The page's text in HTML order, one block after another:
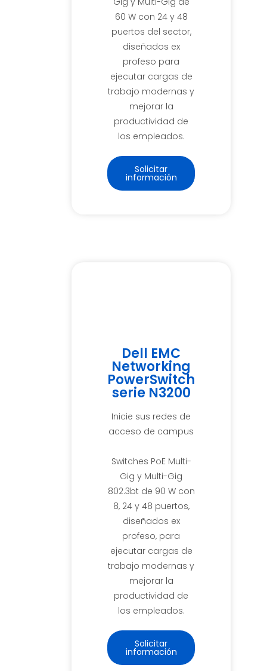
60 W con 24 y 48
puertos del sector,
diseñados ex
profeso para
ejecutar cargas de
trabajo modernas y
mejorar la
productividad de
los empleados.
Solicitar
información
Dell EMC
Networking
PowerSwitch
serie N3200
Inicie sus redes de
acceso de campus
Switches PoE Multi-
Gig y Multi-Gig
802.3bt de 90 W con
8, 24 y 48 puertos,
diseñados ex
profeso, para
ejecutar cargas de
trabajo modernas y
mejorar la
productividad de
los empleados.
Solicitar
información